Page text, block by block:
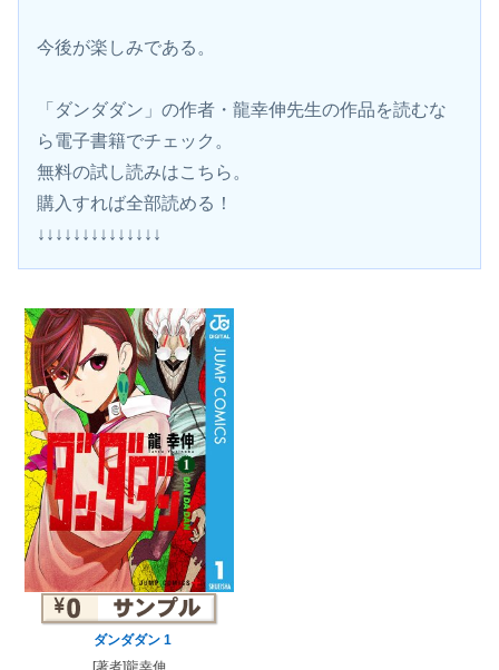
今後が楽しみである。
「ダンダダン」の作者・龍幸伸先生の作品を読むな
ら電子書籍でチェック。
無料の試し読みはこちら。
購入すれば全部読める！
↓↓↓↓↓↓↓↓↓↓↓↓↓↓
ダンダダン 1
[著者]龍幸伸